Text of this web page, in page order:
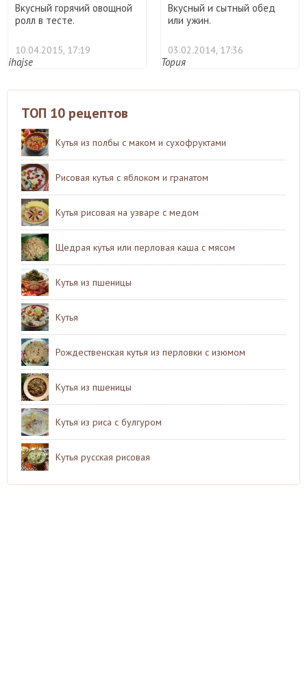
Вкусный горячий овощной
ролл в тесте.
10.04.2015, 17:19
ihajse
Вкусный и сытный обед
или ужин.
03.02.2014, 17:36
Тория
ТОП 10 рецептов
Кутья из полбы с маком и сухофруктами
Рисовая кутья с яблоком и гранатом
Кутья рисовая на узваре с медом
Щедрая кутья или перловая каша с мясом
Кутья из пшеницы
Кутья
Рождественская кутья из перловки с изюмом
Кутья из пшеницы
Кутья из риса с булгуром
Кутья русская рисовая